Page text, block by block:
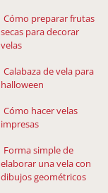
Cómo preparar frutas
secas para decorar
velas
Calabaza de vela para
halloween
Cómo hacer velas
impresas
Forma simple de
elaborar una vela con
dibujos geométricos